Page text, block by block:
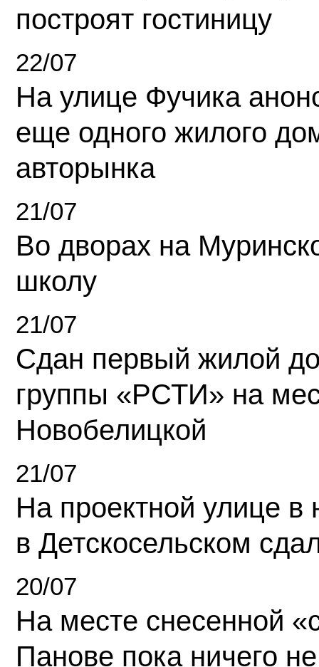
построят гостиницу
22/07
На улице Фучика
еще одного жилого
авторынка
21/07
Во дворах на
школу
21/07
Сдан первый жилой
группы «РСТИ» на
Новобелицкой
21/07
На проектной улице
в Детскосельском
20/07
На месте снесенной
Панове пока ничего